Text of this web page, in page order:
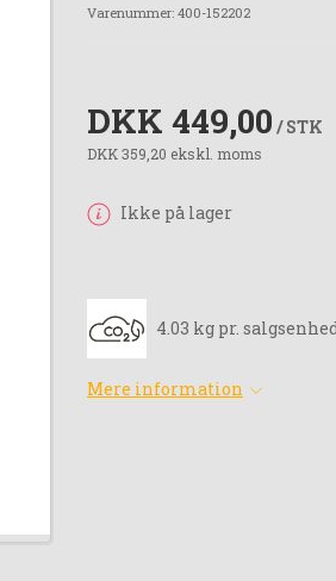
Varenummer: 400-152202
DKK 449,00 / STK
DKK 359,20 ekskl. moms
Ikke på lager
4.03 kg pr.
Mere information